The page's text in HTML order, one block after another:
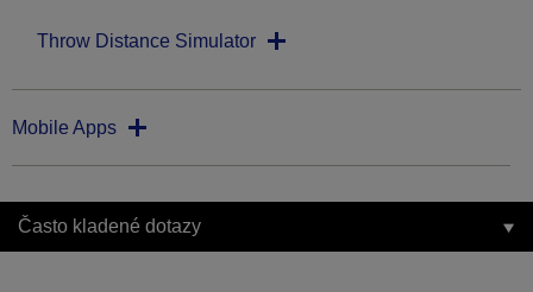
Throw Distance Simulator
Mobile Apps
Často kladené dotazy